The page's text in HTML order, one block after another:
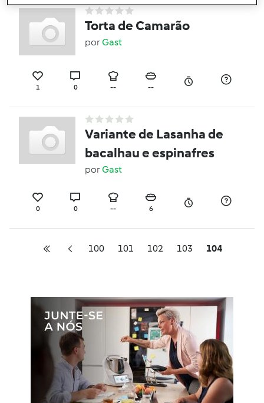
Torta de Camarão
porGast
1 0 -- --
Variante de Lasanha de
bacalhau e espinafres
porGast
0 0 -- 6
100 101 102 103 104